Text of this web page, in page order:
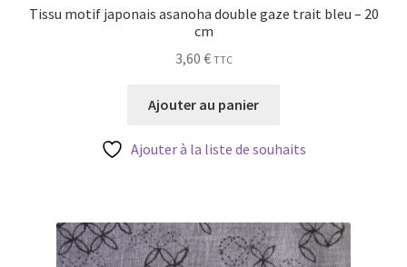
Tissu motif japonais asanoha double gaze trait bleu – 20
cm
3,60 € TTC
Ajouter au panier
Ajouter à la liste de souhaits